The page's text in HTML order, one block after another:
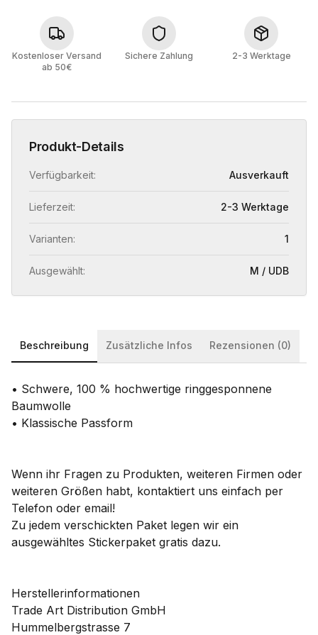
Kostenloser Versand
ab 50€
Sichere Zahlung 2-3 Werktage
Produkt-Details
Verfügbarkeit: Ausverkauft
Lieferzeit: 2-3 Werktage
Varianten: 1
Ausgewählt: M / UDB
Beschreibung Zusätzliche Infos Rezensionen (0)
• Schwere, 100 % hochwertige ringgesponnene
Baumwolle
• Klassische Passform
Wenn ihr Fragen zu Produkten, weiteren Firmen oder
weiteren Größen habt, kontaktiert uns einfach per
Telefon oder email!
Zu jedem verschickten Paket legen wir ein
ausgewähltes Stickerpaket gratis dazu.
Herstellerinformationen
Trade Art Distribution GmbH
Hummelbergstrasse 7